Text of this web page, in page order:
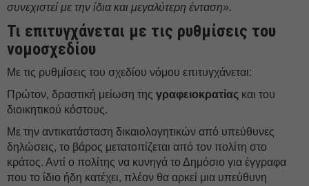
συνεχιστεί με την ίδια και μεγαλύτερη ένταση».
Τι επιτυγχάνεται με τις ρυθμίσεις του
νομοσχεδίου
Με τις ρυθμίσεις του σχεδίου νόμου επιτυγχάνεται:
Πρώτον, δραστική μείωση της γραφειοκρατίας και του
διοικητικού κόστους.
Με την αντικατάσταση δικαιολογητικών από υπεύθυνες
δηλώσεις, το βάρος μετατοπίζεται από τον πολίτη στο
κράτος. Αντί ο πολίτης να κυνηγά το Δημόσιο για έγγραφα
που το ίδιο ήδη κατέχει, πλέον θα αρκεί μια υπεύθυνη